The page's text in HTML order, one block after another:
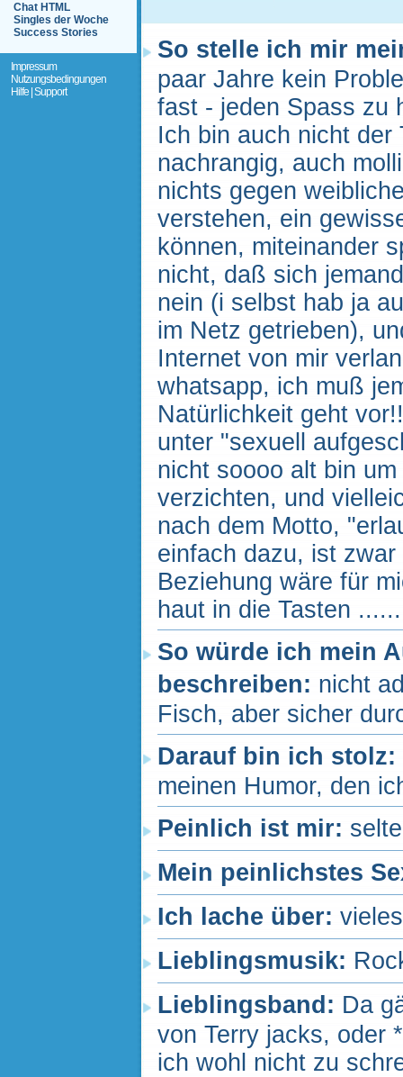
Chat HTML
Singles der Woche
Success Stories
Impressum
Nutzungsbedingungen
Hilfe | Support
So stelle ich mir
paar Jahre kein
fast - jeden Spass zu
Ich bin auch nicht
nachrangig, auch
nichts gegen
verstehen, ein
können, miteinander
nicht, daß sich
nein (i selbst hab ja
im Netz getrieben),
Internet von mir
whatsapp, ich muß
Natürlichkeit geht
unter "sexuell
nicht soooo alt bin
verzichten, und
nach dem Motto,
einfach dazu, ist
Beziehung wäre für
haut in die Tasten
So würde ich mein
beschreiben: nicht
Fisch, aber sicher
Darauf bin ich stolz:
meinen Humor, den
Peinlich ist mir:
Mein peinlichstes
Ich lache über:
Lieblingsmusik:
Lieblingsband: Da
von Terry jacks, oder
ich wohl nicht zu